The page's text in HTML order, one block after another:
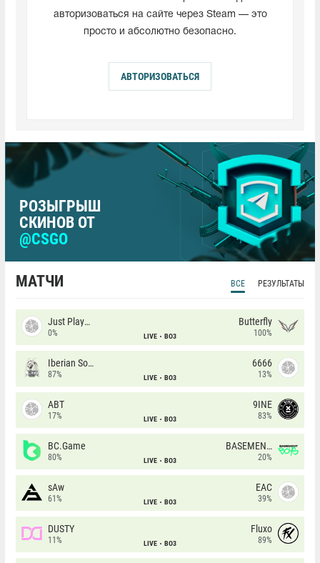
авторизоваться на сайте через Steam — это
просто и абсолютно безопасно.
АВТОРИЗОВАТЬСЯ
РОЗЫГРЫШ
СКИНОВ ОТ
@CSGO
МАТЧИ ВСЕ РЕЗУЛЬТАТЫ
Just Players
0% LIVE BO3
Butterfly
100%
Iberian Soul
87% LIVE BO3
6666
13%
ABT
17% LIVE BO3
9INE
83%
BC.Game
80% LIVE BO3
BASEMENT BOYS
20%
sAw
61% LIVE BO3
EAC
39%
DUSTY
11% LIVE BO3
Fluxo
89%